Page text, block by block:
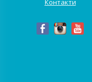
Контакти